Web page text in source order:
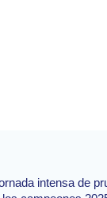
intensa de